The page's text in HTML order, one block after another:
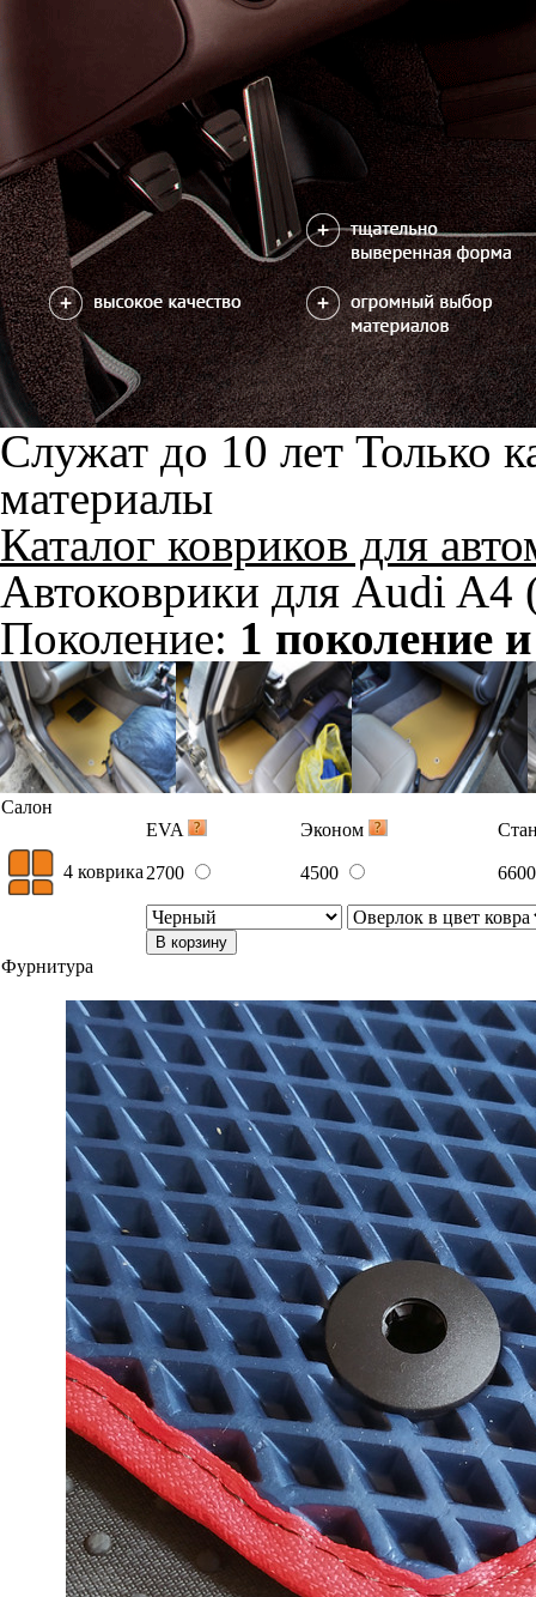
Служат до 10 лет Только
материалы
Каталог ковриков для
Автоковрики для Audi A4
Поколение: 1 поколение
Салон
EVA
Эконом
4 коврика 2700 4500
В корзину
Фурнитура